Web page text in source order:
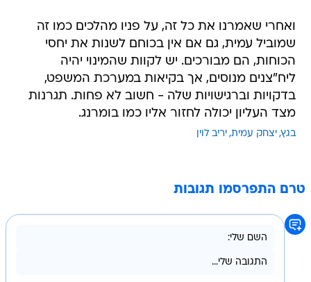
ואחרי שאמרנו את כל זה, על פניו מהלכים כמו זה
שמוביל עמית, גם אם אין בכוחם לשנות את יחסי
הכוחות, הם מבורכים. יש לקוות שהמינוי יהיה
ליח"צנים מנוסים, אך בקיאות במערכת המשפט,
בדקויות וברגישויות שלה - חשוב לא פחות. תגרנות
מצד העליון יכולה לחזור אליו כמו בומרנג.
בגץ יצחק עמית יריב לוין
טרם התפרסמו תגובות